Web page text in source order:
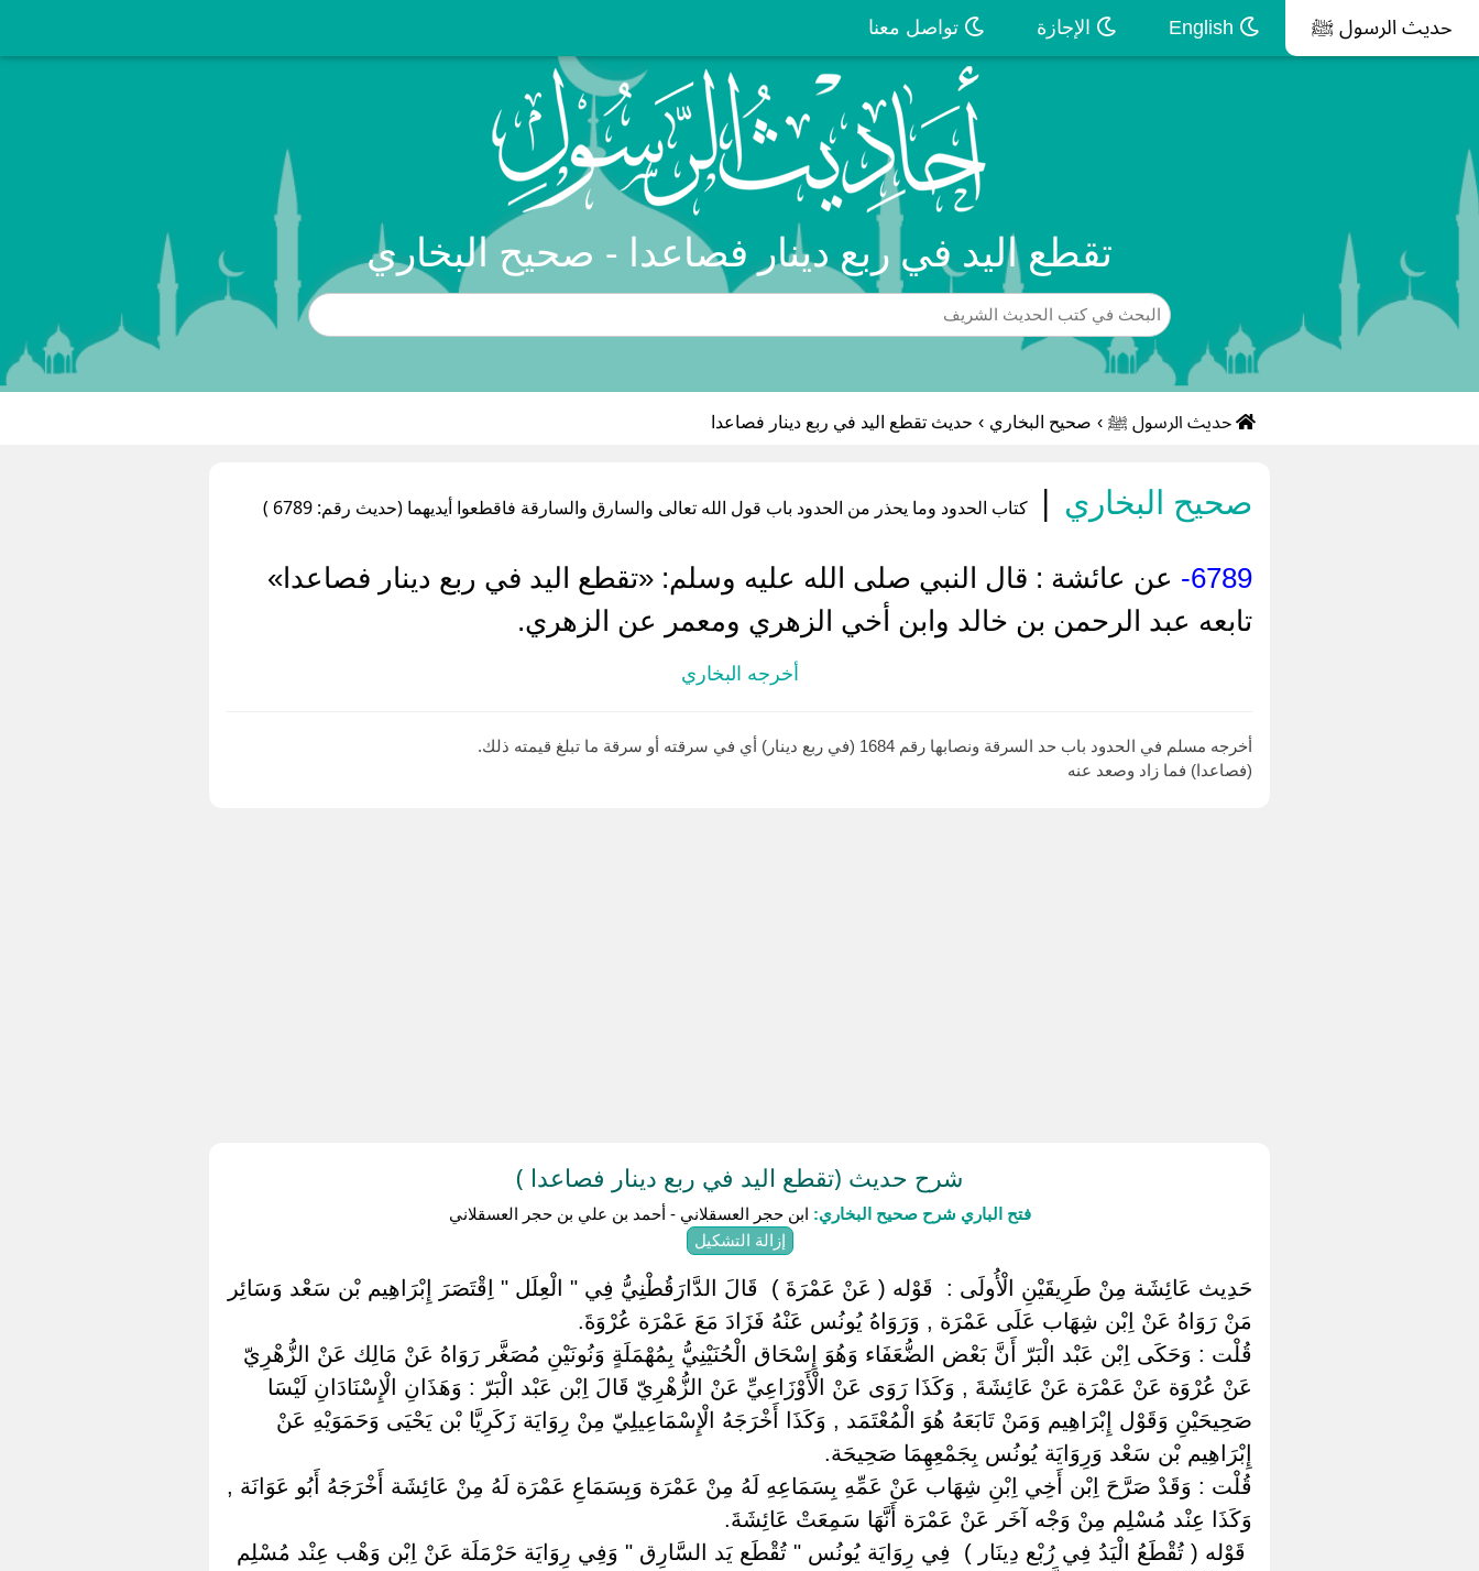
حديث الرسول ﷺ الإجازة تواصل معنا
تقطع اليد في ربع دينار فصاعدا - صحيح البخاري
حديث الرسول ﷺ › صحيح البخاري › حديث تقطع اليد في ربع دينار فصاعدا
صحيح البخاري | كتاب الحدود وما يحذر من الحدود باب قول الله تعالى والسارق والسارقة فاقطعوا أيديهما (حديث رقم: 6789 )
6789-
عن ‌عائشة : قال النبي صلى الله عليه وسلم: «تقطع اليد في ربع دينار فصاعدا»
تابعه عبد الرحمن بن خالد وابن أخي الزهري ومعمر عن الزهري.
أخرجه البخاري
أخرجه مسلم في الحدود باب حد السرقة ونصابها رقم 1684 (في ربع دينار) أي في سرقته أو سرقة ما تبلغ قيمته ذلك.
(فصاعدا) فما زاد وصعد عنه
شرح حديث (تقطع اليد في ربع دينار فصاعدا )
فتح الباري شرح صحيح البخاري: ابن حجر العسقلاني - أحمد بن علي بن حجر العسقلاني
إزالة التشكيل
حَدِيث عَائِشَة مِنْ طَرِيقَيْنِ الْأُولَى : ‏ ‏قَوْله ( عَنْ عَمْرَةَ ) ‏ ‏قَالَ الدَّارَقُطْنِيُّ فِي " الْعِلَل " اِقْتَصَرَ إِبْرَاهِيم بْن سَعْد وَسَائِر
مَنْ رَوَاهُ عَنْ اِبْن شِهَاب عَلَى عَمْرَة , وَرَوَاهُ يُونُس عَنْهُ فَزَادَ مَعَ عَمْرَة عُرْوَةَ.
قُلْت : وَحَكَى اِبْن عَبْد الْبَرّ أَنَّ بَعْض الضُّعَفَاء وَهُوَ إِسْحَاق الْحُنَيْنِيُّ بِمُهْمَلَةٍ وَنُونَيْنِ مُصَغَّر رَوَاهُ عَنْ مَالِك عَنْ الزُّهْرِيّ
عَنْ عُرْوَة عَنْ عَمْرَة عَنْ عَائِشَةَ , وَكَذَا رَوَى عَنْ الْأَوْزَاعِيِّ عَنْ الزُّهْرِيّ قَالَ اِبْن عَبْد الْبَرّ : وَهَذَانِ الْإِسْنَادَانِ لَيْسَا
صَحِيحَيْنِ وَقَوْل إِبْرَاهِيم وَمَنْ تَابَعَهُ هُوَ الْمُعْتَمَد , وَكَذَا أَخْرَجَهُ الْإِسْمَاعِيلِيّ مِنْ رِوَايَة زَكَرِيَّا بْن يَحْيَى وَحَمَوَيْهِ عَنْ
إِبْرَاهِيم بْن سَعْد وَرِوَايَة يُونُس بِجَمْعِهِمَا صَحِيحَة.
قُلْت : وَقَدْ صَرَّحَ اِبْن أَخِي اِبْنِ شِهَاب عَنْ عَمِّهِ بِسَمَاعِهِ لَهُ مِنْ عَمْرَة وَبِسَمَاعِ عَمْرَة لَهُ مِنْ عَائِشَة أَخْرَجَهُ أَبُو عَوَانَة ,
وَكَذَا عِنْد مُسْلِم مِنْ وَجْه آخَر عَنْ عَمْرَة أَنَّهَا سَمِعَتْ عَائِشَةَ.
‏ ‏قَوْله ( تُقْطَعُ الْيَدُ فِي رُبْع دِينَار ) ‏ ‏فِي رِوَايَة يُونُس " تُقْطَع يَد السَّارِق " وَفِي رِوَايَة حَرْمَلَة عَنْ اِبْن وَهْب عِنْد مُسْلِم